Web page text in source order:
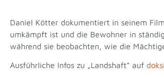
Daniel Kötter dokumentiert in seinem
umkämpft ist und die Bewohner in
während sie beobachten, wie die
Ausführliche Infos zu „Landshaft“ auf